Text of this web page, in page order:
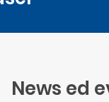
News ed